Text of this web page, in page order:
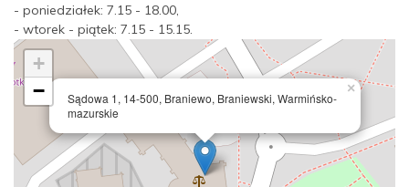
- poniedziałek: 7.15 - 18.00,
- wtorek - piątek: 7.15 - 15.15.
Sądowa 1, 14-500, Braniewo, Braniewski, Warmińsko-
mazurskie
×
+
−